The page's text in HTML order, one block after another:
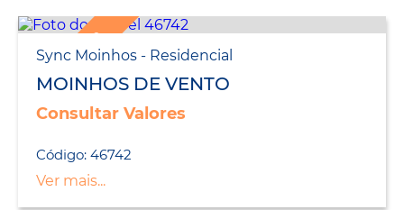
LANÇAMENTO
Sync Moinhos - Residencial
MOINHOS DE VENTO
Consultar Valores
Código: 46742
Ver mais...